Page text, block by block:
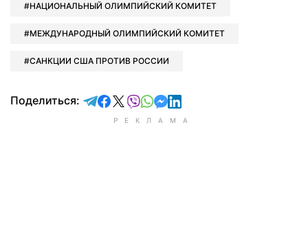
НАЦИОНАЛЬНЫЙ ОЛИМПИЙСКИЙ КОМИТЕТ
МЕЖДУНАРОДНЫЙ ОЛИМПИЙСКИЙ КОМИТЕТ
САНКЦИИ США ПРОТИВ РОССИИ
Поделиться: отправить в Telegram
поделиться в Facebook
поделиться в X
отправить в Viber
отправить в Whatsapp
отправить в Messenger
отправить в LinkedIn